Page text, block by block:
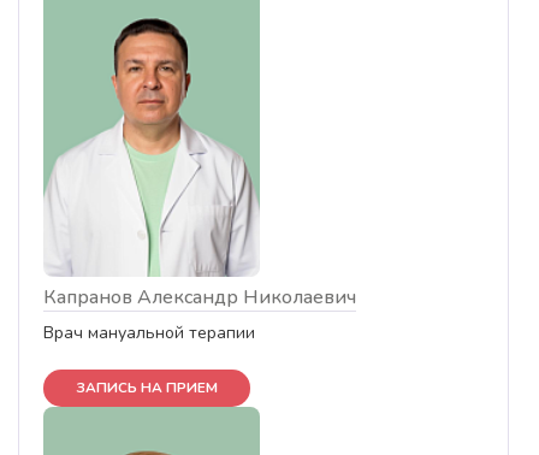
Капранов Александр Николаевич
Врач мануальной терапии
ЗАПИСЬ НА ПРИЕМ